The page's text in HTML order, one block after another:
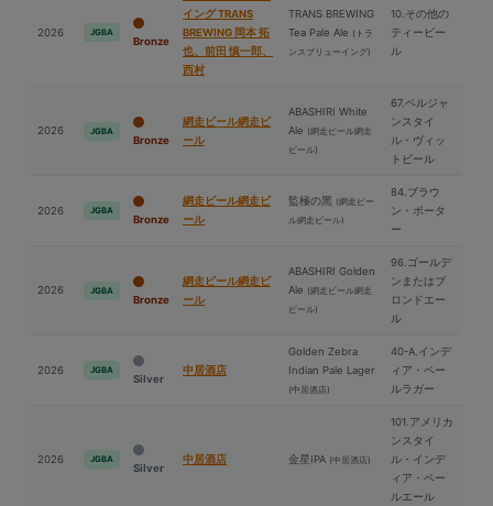
2026 JGBA
Bronze
イング TRANS
BREWING 岡本 拓
也、前⽥ 慎一郎、
⻄村
TRANS BREWING
Tea Pale Ale (トラ
ンスブリューイング)
10.その他の
ティービー
ル
2026 JGBA
Bronze
網走ビール網走ビ
ール
ABASHIRI White
Ale (網走ビール網走
ビール)
67.ベルジャ
ンスタイ
ル・ヴィッ
トビール
2026 JGBA
Bronze
網走ビール網走ビ
ール
監極の⿊ (網走ビー
ル網走ビール)
84.ブラウ
ン・ポータ
ー
2026 JGBA
Bronze
網走ビール網走ビ
ール
ABASHIRI Golden
Ale (網走ビール網走
ビール)
96.ゴールデ
ンまたはブ
ロンドエー
ル
2026 JGBA
Silver
中居酒店
Golden Zebra
Indian Pale Lager
(中居酒店)
40-A.インデ
ィア・ペー
ルラガー
2026 JGBA
Silver
中居酒店 ⾦星IPA (中居酒店)
101.アメリカ
ンスタイ
ル・インデ
ィア・ペー
ルエール